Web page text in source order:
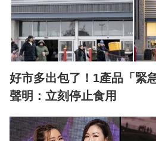
好市多出包了！1產品「緊
聲明：立刻停止食用